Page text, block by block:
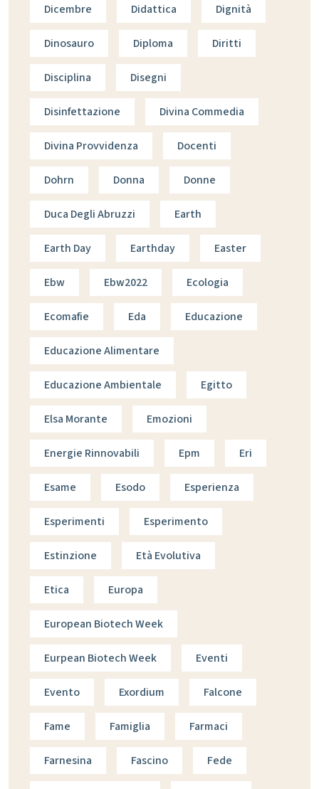
Dicembre Didattica Dignità
Dinosauro Diploma Diritti
Disciplina Disegni
Disinfettazione Divina Commedia
Divina Provvidenza Docenti
Dohrn Donna Donne
Duca Degli Abruzzi Earth
Earth Day Earthday Easter
Ebw Ebw2022 Ecologia
Ecomafie Eda Educazione
Educazione Alimentare
Educazione Ambientale Egitto
Elsa Morante Emozioni
Energie Rinnovabili Epm Eri
Esame Esodo Esperienza
Esperimenti Esperimento
Estinzione Età Evolutiva
Etica Europa
European Biotech Week
Eurpean Biotech Week Eventi
Evento Exordium Falcone
Fame Famiglia Farmaci
Farnesina Fascino Fede